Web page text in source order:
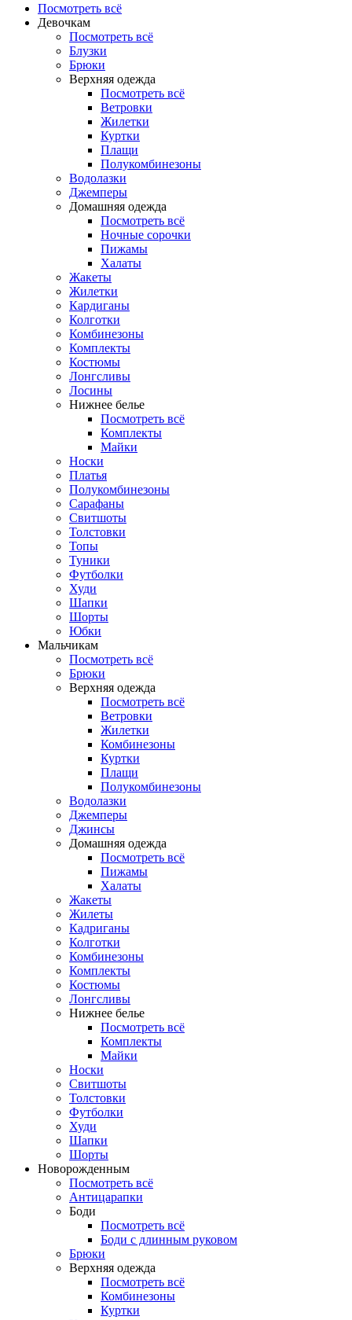
Посмотреть всё
Девочкам
Посмотреть всё
Блузки
Брюки
Верхняя одежда
Посмотреть всё
Ветровки
Жилетки
Куртки
Плащи
Полукомбинезоны
Водолазки
Джемперы
Домашняя одежда
Посмотреть всё
Ночные сорочки
Пижамы
Халаты
Жакеты
Жилетки
Кардиганы
Колготки
Комбинезоны
Комплекты
Костюмы
Лонгсливы
Лосины
Нижнее белье
Посмотреть всё
Комплекты
Майки
Носки
Платья
Полукомбинезоны
Сарафаны
Свитшоты
Толстовки
Топы
Туники
Футболки
Худи
Шапки
Шорты
Юбки
Мальчикам
Посмотреть всё
Брюки
Верхняя одежда
Посмотреть всё
Ветровки
Жилетки
Комбинезоны
Куртки
Плащи
Полукомбинезоны
Водолазки
Джемперы
Джинсы
Домашняя одежда
Посмотреть всё
Пижамы
Халаты
Жакеты
Жилеты
Кадриганы
Колготки
Комбинезоны
Комплекты
Костюмы
Лонгсливы
Нижнее белье
Посмотреть всё
Комплекты
Майки
Носки
Свитшоты
Толстовки
Футболки
Худи
Шапки
Шорты
Новорожденным
Посмотреть всё
Антицарапки
Боди
Посмотреть всё
Боди с длинным руковом
Брюки
Верхняя одежда
Посмотреть всё
Комбинезоны
Куртки